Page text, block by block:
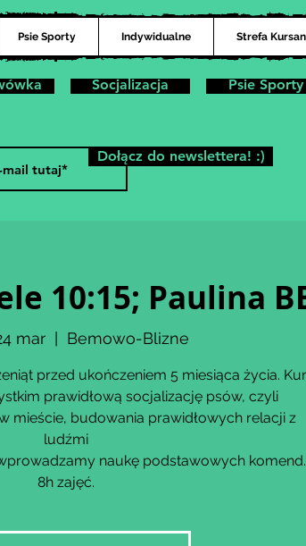
Psie Sporty Indywidualne Strefa
Socjalizacja Psie Sporty
10:15; Paulina
mar Bemowo-Blizne
przed ukończeniem 5 miesiąca życia.
prawidłową socjalizację psów, czyli
mieście, budowania prawidłowych relacji z
ludźmi
naukę podstawowych komend.
8h zajęć.
Dołącz do newslettera! :)